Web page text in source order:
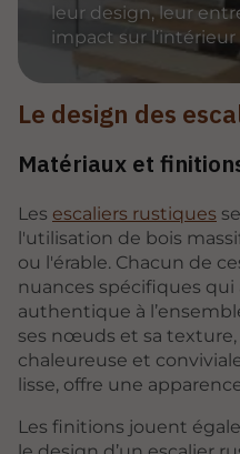
leur design, leur
impact sur
Le design des
Matériaux et
Les escaliers rustiques
l'utilisation de bois
ou l'érable. Chacun de
nuances spécifiques
authentique à
ses nœuds et sa
chaleureuse et
lisse, offre une
Les finitions jouent